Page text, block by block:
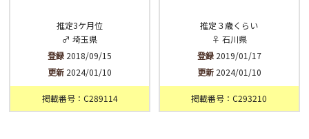
推定3ケ月位
♂ 埼玉県
登録 2018/09/15
更新 2024/01/10
掲載番号：C289114
推定３歳くらい
♀ 石川県
登録2019/01/17
更新2024/01/10
掲載番号：C293210